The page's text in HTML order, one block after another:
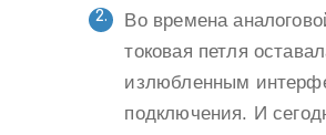
Во времена
токовая петля
излюбленным
подключения. И